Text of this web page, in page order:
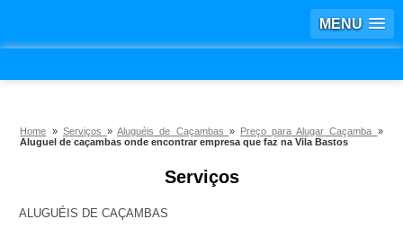
MENU
Home » Serviços »Aluguéis de Caçambas » Preço para Alugar Caçamba »
Aluguel de caçambas onde encontrar empresa que faz na Vila Bastos
Serviços
ALUGUÉIS DE CAÇAMBAS